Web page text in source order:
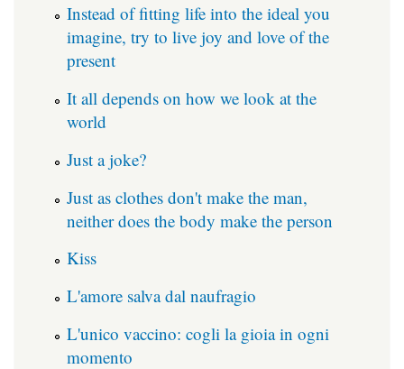
Instead of fitting life into the ideal you
imagine, try to live joy and love of the
present
It all depends on how we look at the
world
Just a joke?
Just as clothes don't make the man,
neither does the body make the person
Kiss
L'amore salva dal naufragio
L'unico vaccino: cogli la gioia in ogni
momento